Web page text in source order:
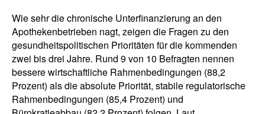
Wie sehr die chronische Unterfinanzierung an den
Apothekenbetrieben nagt, zeigen die Fragen zu den
gesundheitspolitischen Prioritäten für die kommenden
zwei bis drei Jahre. Rund 9 von 10 Befragten nennen
bessere wirtschaftliche Rahmenbedingungen (88,2
Prozent) als die absolute Priorität, stabile regulatorische
Rahmenbedingungen (85,4 Prozent) und